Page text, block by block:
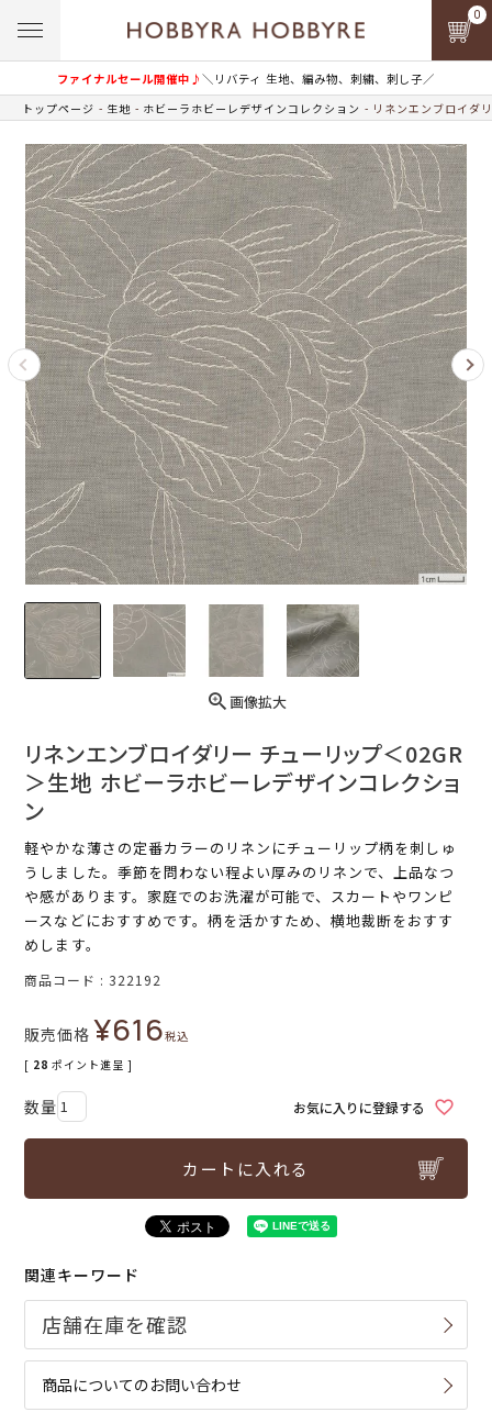
ファイナルセール開催中♪＼リバティ 生地、編み物、刺繍、刺し子／
0
トップページ 生地 ホビーラホビーレデザインコレクション リネンエンブロイダ
画像拡大
リネンエンブロイダリー チューリップ＜02GR
＞生地 ホビーラホビーレデザインコレクショ
ン
軽やかな薄さの定番カラーのリネンにチューリップ柄を刺しゅ
うしました。季節を問わない程よい厚みのリネンで、上品なつ
や感があります。家庭でのお洗濯が可能で、スカートやワンピ
ースなどにおすすめです。柄を活かすため、横地裁断をおすす
めします。
商品コード 322192
販売価格 ¥616税込
[ 28 ポイント進呈 ]
お気に入りに登録する
カートに入れる
関連キーワード
商品についてのお問い合わせ